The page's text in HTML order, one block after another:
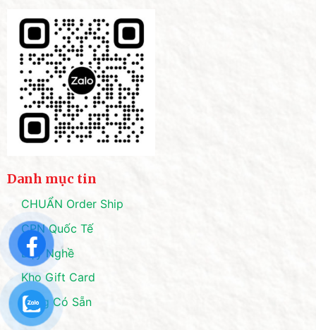
Danh mục tin
CHUẨN Order Ship
CPN Quốc Tế
Dạy Nghề
Kho Gift Card
Hàng Có Sẵn